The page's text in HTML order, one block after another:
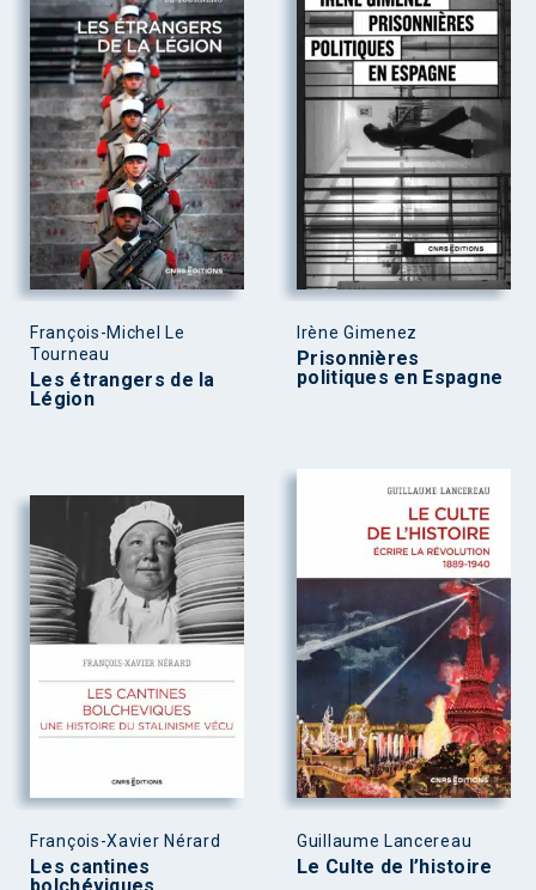
François-Michel Le
Tourneau
Les étrangers de la
Légion
Irène Gimenez
Prisonnières
politiques en Espagne
François-Xavier Nérard
Les cantines
bolchéviques
Guillaume Lancereau
Le Culte de l’histoire